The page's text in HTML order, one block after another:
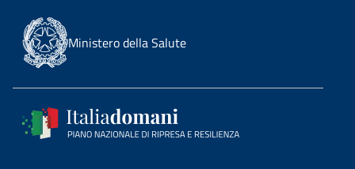
Ministero della Salute